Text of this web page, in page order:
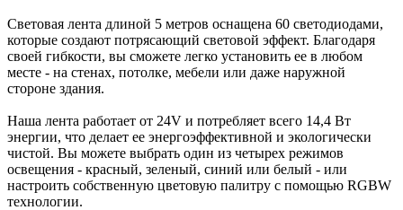
Световая лента длиной 5 метров оснащена 60 светодиодами,
которые создают потрясающий световой эффект. Благодаря
своей гибкости, вы сможете легко установить ее в любом
месте - на стенах, потолке, мебели или даже наружной
стороне здания.
Наша лента работает от 24V и потребляет всего 14,4 Вт
энергии, что делает ее энергоэффективной и экологически
чистой. Вы можете выбрать один из четырех режимов
освещения - красный, зеленый, синий или белый - или
настроить собственную цветовую палитру с помощью RGBW
технологии.